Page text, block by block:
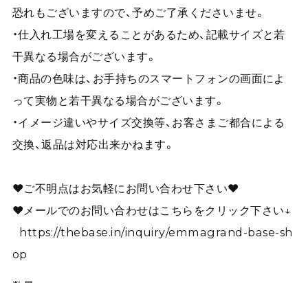
恐れもございますので、予めご了承くださいませ。
・仕入れ工場を変えることがあるため、記載サイズと若
干異なる場合がございます。
・商品の色味は、お手持ちのスマートフォンの画面によ
って実物と若干異なる場合がございます。
・イメージ違いやサイズ交換等、お客さまご都合による
交換、返品は対応出来かねます。
❤︎ご不明点はお気軽にお問い合わせ下さい❤︎
❤︎メールでのお問い合わせはこちらをクリック下さい↓
https://thebase.in/inquiry/emmagrand-base-sh
op